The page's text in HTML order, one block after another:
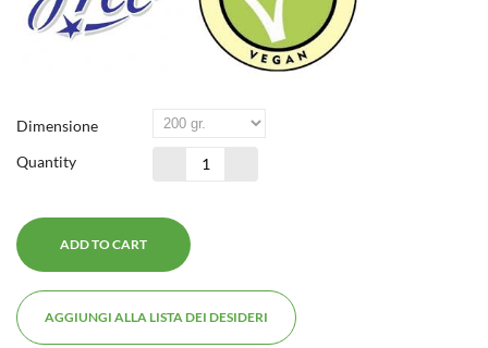
Dimensione
Quantity
ADD TO CART
AGGIUNGI ALLA LISTA DEI DESIDERI